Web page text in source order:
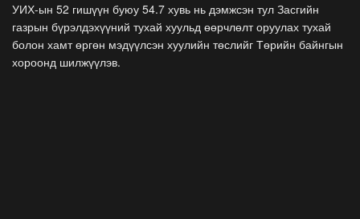
УИХ-ын 52 гишүүн буюу 54.7 хувь нь дэмжсэн тул Засгийн
газрын бүрэлдэхүүний тухай хуульд өөрчлөлт оруулах тухай
болон хамт өргөн мэдүүлсэн хуулийн төслийг Төрийн байнгын
хороонд шилжүүлэв.